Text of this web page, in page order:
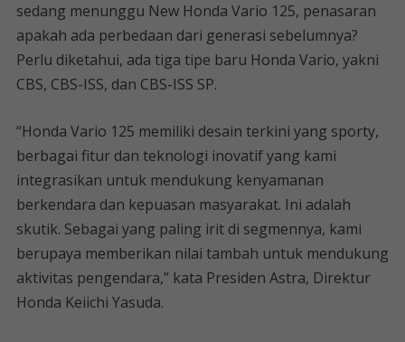
sedang menunggu New Honda Vario 125, penasaran
apakah ada perbedaan dari generasi sebelumnya?
Perlu diketahui, ada tiga tipe baru Honda Vario, yakni
CBS, CBS-ISS, dan CBS-ISS SP.
“Honda Vario 125 memiliki desain terkini yang sporty,
berbagai fitur dan teknologi inovatif yang kami
integrasikan untuk mendukung kenyamanan
berkendara dan kepuasan masyarakat. Ini adalah
skutik. Sebagai yang paling irit di segmennya, kami
berupaya memberikan nilai tambah untuk mendukung
aktivitas pengendara,” kata Presiden Astra, Direktur
Honda Keiichi Yasuda.